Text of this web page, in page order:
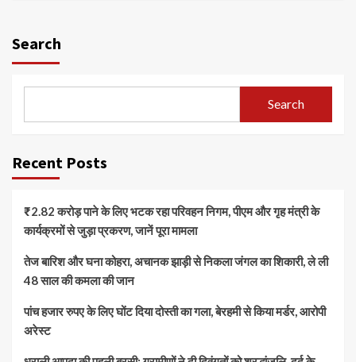
Search
Search
Recent Posts
₹2.82 करोड़ पाने के लिए भटक रहा परिवहन निगम, पीएम और गृह मंत्री के
कार्यक्रमों से जुड़ा प्रकरण, जानें पूरा मामला
तेज बारिश और घना कोहरा, अचानक झाड़ी से निकला जंगल का शिकारी, ले ली
48 साल की कमला की जान
पांच हजार रुपए के लिए घोंट दिया दोस्ती का गला, बेरहमी से किया मर्डर, आरोपी
अरेस्ट